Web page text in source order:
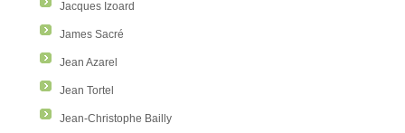
Jacques Izoard
James Sacré
Jean Azarel
Jean Tortel
Jean-Christophe Bailly